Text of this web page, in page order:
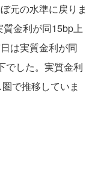
元の水準に戻りま
金利が同15bp上
は実質金利が同
でした。実質金利
で推移していま